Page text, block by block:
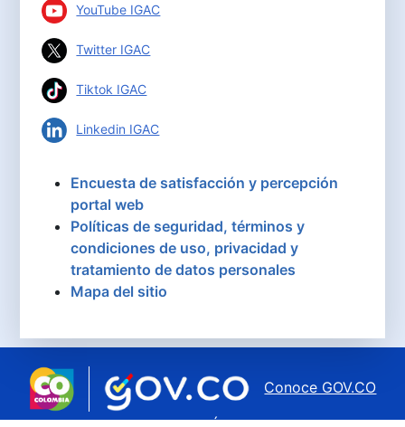
YouTube IGAC
Twitter IGAC
Tiktok IGAC
Linkedin IGAC
Encuesta de satisfacción y percepción
portal web
Políticas de seguridad, términos y
condiciones de uso, privacidad y
tratamiento de datos personales
Mapa del sitio
Conoce GOV.CO
aquí